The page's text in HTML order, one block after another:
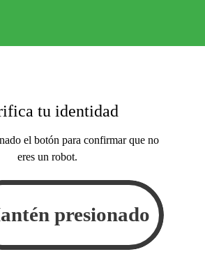
tu identidad
el botón para confirmar que no
eres un robot.